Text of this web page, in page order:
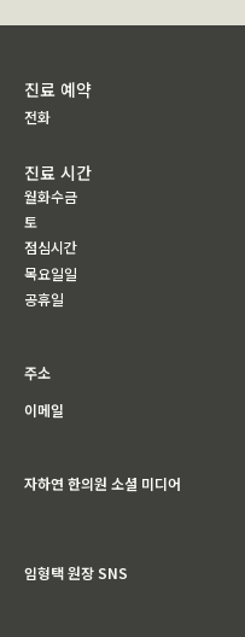
진료 예약
전화
진료 시간
월화수금
토
점심시간
목요일일
공휴일
주소
이메일
자하연 한의원 소셜 미디어
임형택 원장 SNS